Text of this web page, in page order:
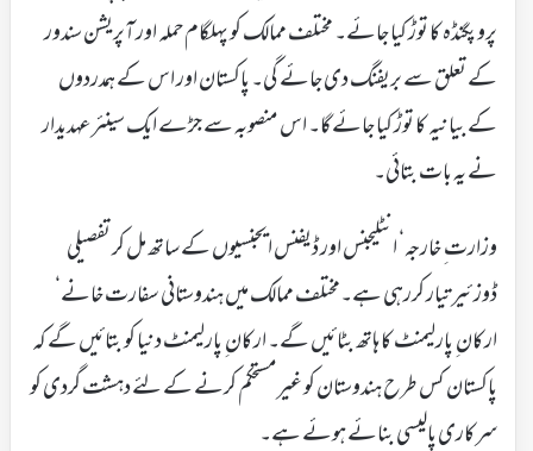
پروپگنڈہ کا توڑ کیا جائے۔ مختلف ممالک کو پہلگام حملہ اور آپریشن سندور
کے تعلق سے بریفنگ دی جائے گی۔ پاکستان اور اس کے ہمدردوں
کے بیانیہ کا توڑ کیا جائے گا۔ اس منصوبہ سے جڑے ایک سینئر عہدیدار
نے یہ بات بتائی۔
وزارت ِ خارجہ‘ انٹلیجنس اور ڈیفنس ایجنسیوں کے ساتھ مل کر تفصیلی
ڈوزئیر تیار کررہی ہے۔مختلف ممالک میں ہندوستانی سفارت خانے‘
ارکان ِ پارلیمنٹ کا ہاتھ بٹائیں گے۔ ارکان ِ پارلیمنٹ دنیا کو بتائیں گے کہ
پاکستان کس طرح ہندوستان کو غیرمستحکم کرنے کے لئے دہشت گردی کو
سرکاری پالیسی بنائے ہوئے ہے۔